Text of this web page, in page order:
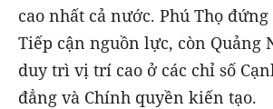
cao nhất cả nước. Phú Thọ
Tiếp cận nguồn lực, còn Quảng
duy trì vị trí cao ở các chỉ số
đẳng và Chính quyền kiến tạo.